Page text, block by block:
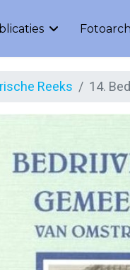
Reeks 14.